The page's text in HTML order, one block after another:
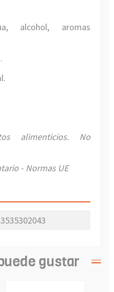
, alcohol, aromas
alimenticios. No
- Normas UE
gustar